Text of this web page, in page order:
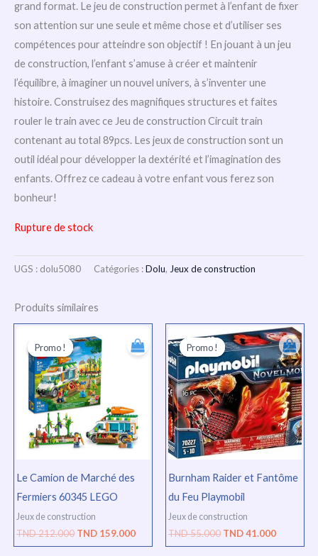
grand format. Le jeu de construction permet à l’enfant de fixer
son attention sur une seule et même chose et d’utiliser ses
compétences pour atteindre son objectif ! En jouant à un jeu
de construction, l’enfant s’amuse à créer et maintenir
l’équilibre, à imaginer un nouvel univers, à s’inventer une
histoire. Construisez des magnifiques structures et faites
rouler le train avec ce Jeu de construction Circuit train
contenant au total 89pcs. Les jeux de construction sont un
outil idéal pour développer la dextérité et l’imagination des
enfants. Offrez ce cadeau à votre enfant vous ferez son
bonheur!
Rupture de stock
UGS : dolu5080 Catégories :Dolu, Jeux de construction
Produits similaires
Promo !
Le Camion de Marché des
Fermiers 60345 LEGO
Promo !
Jeux de construction
TND212.000
prix
initial
était :
TND
212.000.
TND 159.000
prix
actuel
159.000.
Promo !
Burnham Raider et Fantôme
du Feu Playmobil
Promo !
Jeux de construction
TND55.000
prix
initial
était :
TND
55.000.
TND41.000
Le
prix
actuel
est :
TND
41.000.